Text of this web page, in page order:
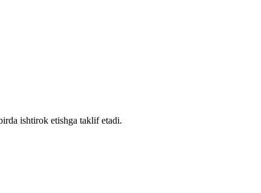
ishtirok etishga taklif etadi.